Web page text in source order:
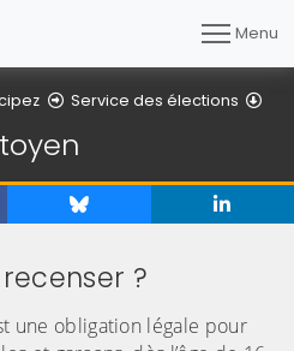
Menu
Service des élections
?
une obligation légale pour